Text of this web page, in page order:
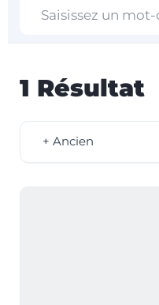
1 Résultat
+ Ancien